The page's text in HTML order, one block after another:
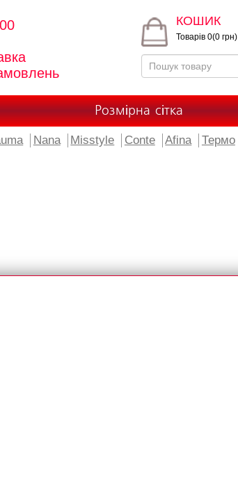
КОШИК
Товарів 0(0 грн)
Розмірна сітка
Nana Misstyle Conte Afina Термо